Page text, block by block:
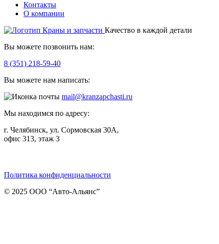
Контакты
О компании
Качество в каждой детали
Вы можете позвонить нам:
8 (351) 218-59-40
Вы можете нам написать:
mail@kranzapchasti.ru
Мы находимся по адресу:
г. Челябинск, ул. Сормовская 30А,
офис 313, этаж 3
Политика конфиденциальности
© 2025 ООО “Авто-Альянс”